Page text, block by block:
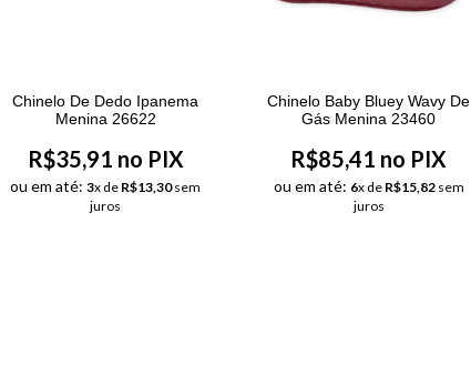
Chinelo De Dedo Ipanema
Menina 26622
R$35,91 no PIX
ou em até:3x de R$13,30sem
juros
Chinelo Baby Bluey Wavy De
Gás Menina 23460
R$85,41 no PIX
ou em até: 6x de R$15,82sem
juros